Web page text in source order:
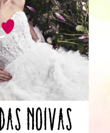
noivas